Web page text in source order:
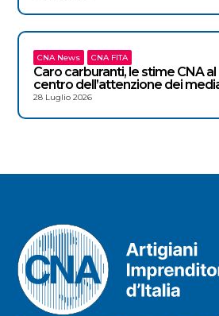
CNA News CNA FITA
Caro carburanti, le stime CNA al
centro dell’attenzione dei
28 Luglio 2026